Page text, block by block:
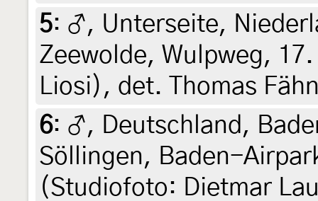
5: ♂, Unterseite,
Zeewolde, Wulpweg,
Liosi), det. Thomas
6: ♂, Deutschland,
Söllingen, Baden-
(Studiofoto: Dietmar